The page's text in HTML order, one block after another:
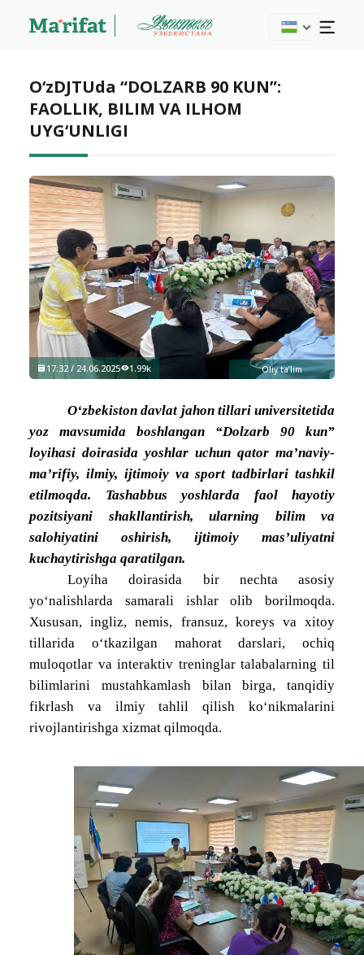
O‘zDJTUda “DOLZARB 90 KUN”:
FAOLLIK, BILIM VA ILHOM
UYG‘UNLIGI
Oliy ta’lim
17:32 / 24.06.2025 1.99k
O‘zbekiston davlat jahon tillari universitetida
yoz mavsumida boshlangan “Dolzarb 90 kun”
loyihasi doirasida yoshlar uchun qator ma’naviy-
ma’rifiy, ilmiy, ijtimoiy va sport tadbirlari tashkil
etilmoqda. Tashabbus yoshlarda faol hayotiy
pozitsiyani shakllantirish, ularning bilim va
salohiyatini oshirish, ijtimoiy mas’uliyatni
kuchaytirishga qaratilgan.
Loyiha doirasida bir nechta asosiy
yo‘nalishlarda samarali ishlar olib borilmoqda.
Xususan, ingliz, nemis, fransuz, koreys va xitoy
tillarida o‘tkazilgan mahorat darslari, ochiq
muloqotlar va interaktiv treninglar talabalarning til
bilimlarini mustahkamlash bilan birga, tanqidiy
fikrlash va ilmiy tahlil qilish ko‘nikmalarini
rivojlantirishga xizmat qilmoqda.